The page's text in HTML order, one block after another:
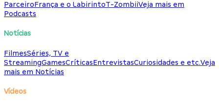
ParceiroFrança e o LabirintoT-ZombiiVeja mais em
Podcasts
Notícias
FilmesSéries, TV e
StreamingGamesCríticasEntrevistasCuriosidades e etc.Veja
mais em Notícias
Vídeos